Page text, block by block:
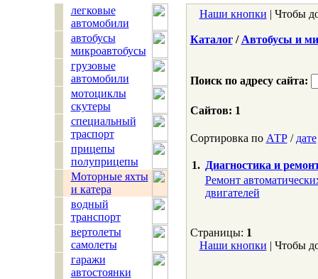
легковые
автомобили
автобусы
микроавтобусы
грузовые
автомобили
мотоциклы
скутеры
специальный
траспорт
прицепы
полуприцепы
Моторные яхты
и катера
водный
транспорт
вертолеты
самолеты
гаражи
автостоянки
Наши кнопки | Чтобы
Каталог/ Автобусы и
Поиск по адресу сайта:
Сайтов: 1
Сортировка по АТР/ дате
1. Диагностика и
Ремонт
двигателей
Страницы: 1
Наши кнопки | Чтобы